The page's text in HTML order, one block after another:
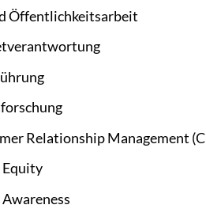
Öffentlichkeitsarbeit
Relationship Management
Equity